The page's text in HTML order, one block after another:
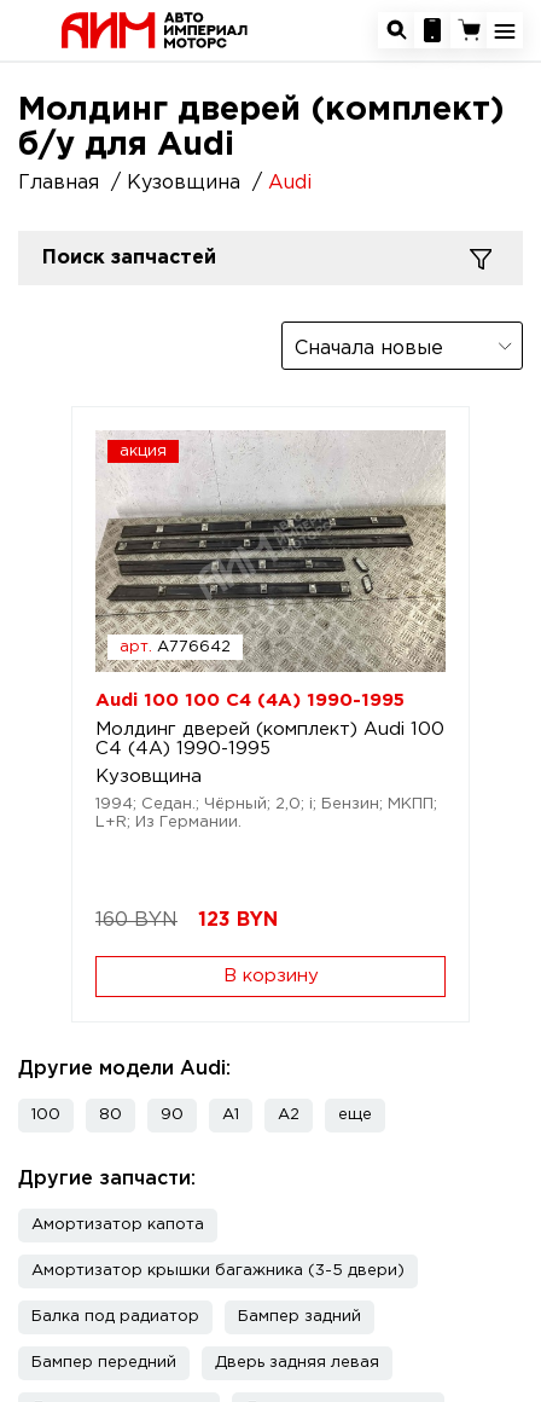
Молдинг дверей (комплект)
б/у для Audi
Главная Кузовщина Audi
Поиск запчастей
Сначала новые
акция
арт. A776642
Audi 100 100 C4 (4A) 1990-1995
Молдинг дверей (комплект) Audi 100
C4 (4A) 1990-1995
Кузовщина
1994; Седан.; Чёрный; 2,0; i; Бензин; МКПП;
L+R; Из Германии.
160 BYN 123 BYN
В корзину
Другие модели Audi:
100 80 90 A1 A2 еще
Другие запчасти:
Амортизатор капота
Амортизатор крышки багажника (3-5 двери)
Балка под радиатор Бампер задний
Бампер передний Дверь задняя левая